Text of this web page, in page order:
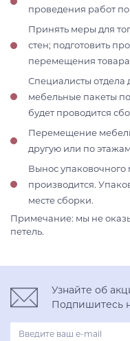
проведения работ
Принять меры для
стен; подготовить
перемещения
Специалисты отдела
мебельные пакеты
будет проводится
Перемещение
другую или по
Вынос
производится.
месте сборки.
Примечание: мы не
петель.
Узнайте об
Подпишитесь